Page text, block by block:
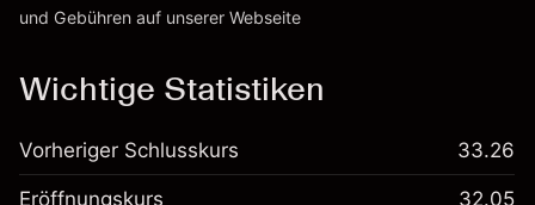
und Gebühren auf unserer Webseite
Wichtige Statistiken
Vorheriger Schlusskurs 33.26
Eröffnungskurs 32.05